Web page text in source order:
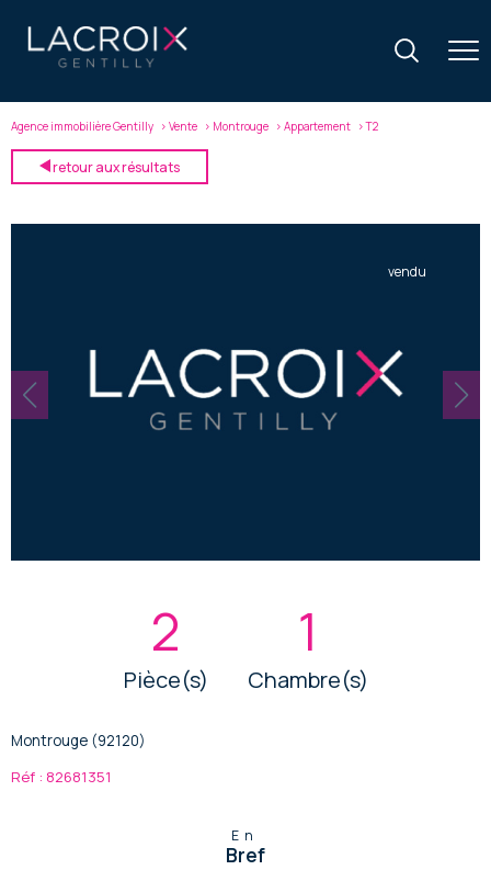
Agence immobilière Gentilly Vente Montrouge Appartement T2
retour aux résultats
vendu
2
Pièce(s)
1
Chambre(s)
Montrouge (92120)
Réf : 82681351
En
Bref